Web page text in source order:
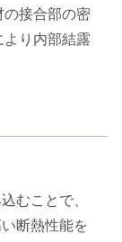
の接合部の密
より内部結露
むことで、
断熱性能を